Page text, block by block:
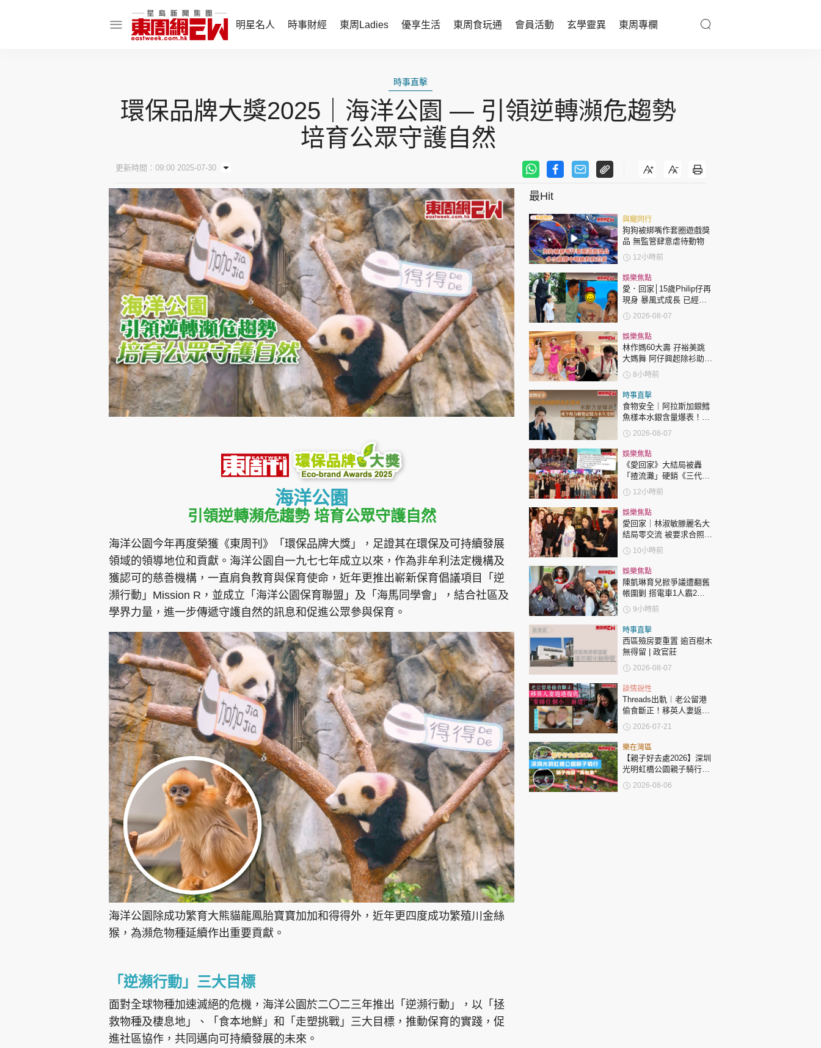
明星名人 時事財經 東周Ladies 優享生活 東周食玩通 會員活動 玄學靈異 東周專欄
話題人物 財經智庫 時尚生活
健康醫美
親子天地
東周食玩通
樂在灣區
飲食玩樂
會員活動
東周JETSO
玄學靈異
東勝運程
智富天下 李居明
神機妙算 李丞責
緣來有理 麥玲玲
鬼靈精怪 威師兄
娛樂名人
文化藝術
時政財經
健康生活
飲食旅遊
集團旗下品牌
東周刊 cazbuyer 東Touch PCM 電腦廣場 星島頭條 星島日報 頭條日報 星島環球 The Standard 親子王
頭條搵工 EDUPLUS
隱私政策聲明 使用條款 版權及免責聲明 Copyright © 東周網 版權所有 . 不得轉載 ©Eastweek.com.hk. All rights reserved.
時事直擊
環保品牌大獎2025｜海洋公園 — 引領逆轉瀕危趨勢
培育公眾守護自然
更新時間：09:00 2025-07-30
海洋公園
引領逆轉瀕危趨勢 培育公眾守護自然
海洋公園今年再度榮獲《東周刊》「環保品牌大獎」，足證其在環保及可持續發展
領域的領導地位和貢獻。海洋公園自一九七七年成立以來，作為非牟利法定機構及
獲認可的慈善機構，一直肩負教育與保育使命，近年更推出嶄新保育倡議項目「逆
瀕行動」Mission R，並成立「海洋公園保育聯盟」及「海馬同學會」，結合社區及
學界力量，進一步傳遞守護自然的訊息和促進公眾參與保育。
海洋公園除成功繁育大熊貓龍鳳胎寶寶加加和得得外，近年更四度成功繁殖川金絲
猴，為瀕危物種延續作出重要貢獻。
「逆瀕行動」三大目標
面對全球物種加速滅絕的危機，海洋公園於二〇二三年推出「逆瀕行動」，以「拯
救物種及棲息地」、「食本地鮮」和「走塑挑戰」三大目標，推動保育的實踐，促
進社區協作，共同邁向可持續發展的未來。
最Hit
與寵同行
狗狗被綁嘴作套圈遊戲獎
品 無監管肆意虐待動物
12小時前
娛樂焦點
愛．回家│15歲Philip仔再
現身 暴風式成長 已經高
過「三太」樊亦敏！
2026-08-07
娛樂焦點
林作媽60大壽 孖裕美跳
大媽舞 阿仔興起除衫助慶
回應兩女交好有原因
8小時前
時事直擊
食物安全｜阿拉斯加銀鱈
魚樣本水銀含量爆表！或
令視力聽覺記憶力永久受
損
2026-08-07
娛樂焦點
《愛回家》大結局被轟
「揸流灘」硬銷《三代同
糖》 劇集播畢台前幕後喊
爆場面感人
12小時前
娛樂焦點
愛回家｜林淑敏滕麗名大
結局零交流 被要求合照即
閃「不和升級」？兩人咁
回應
10小時前
娛樂焦點
陳凱琳育兒掀爭議遭翻舊
帳圍剿 搭電車1人霸2個
位 被轟自私欠公德心 有
指反應過度不公平
9小時前
時事直擊
西區殮房要重置 逾百樹木
無得留 | 政官莊
2026-08-07
談情說性
Threads出軌︱老公留港
偷食斷正！移英人妻返港
復仇：要睇住個小三崩
潰！
2026-07-21
樂在灣區
【親子好去處2026】深圳
光明虹橋公園親子騎行：
「電助力黃包車」2小時
環湖
2026-08-06